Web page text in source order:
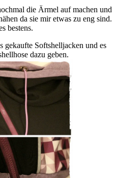
die Ärmel auf machen und
da sie mir etwas zu eng sind.
bestens.
gekaufte Softshelljacken und es
dazu geben.